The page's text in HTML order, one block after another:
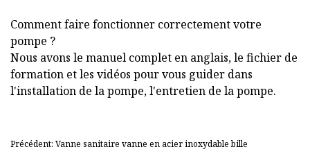
Comment faire fonctionner correctement votre
pompe ?
Nous avons le manuel complet en anglais, le fichier de
formation et les vidéos pour vous guider dans
l'installation de la pompe, l'entretien de la pompe.
Précédent: Vanne sanitaire vanne en acier inoxydable bille